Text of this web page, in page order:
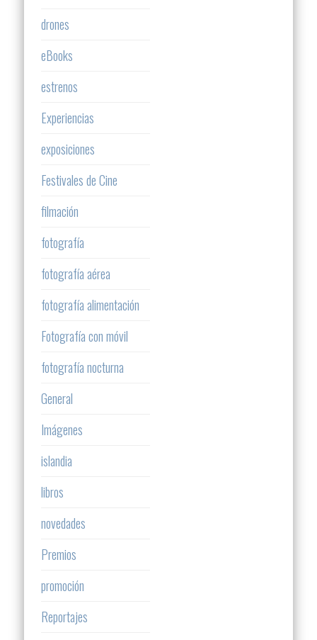
drones
eBooks
estrenos
Experiencias
exposiciones
Festivales de Cine
filmación
fotografía
fotografía aérea
fotografía alimentación
Fotografía con móvil
fotografía nocturna
General
Imágenes
islandia
libros
novedades
Premios
promoción
Reportajes